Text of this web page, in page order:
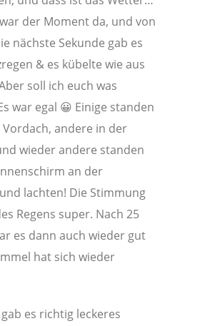
der Moment da, und von
nächste Sekunde gab es
& es kübelte wie aus
soll ich euch was
war egal 😀 Einige standen
andere in der
wieder andere standen
an der
lachten! Die Stimmung
Regens super. Nach 25
es dann auch wieder gut
hat sich wieder
es richtig leckeres